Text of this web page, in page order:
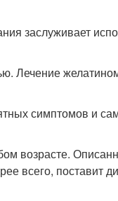
заслуживает
Лечение
симптомов и
возрасте.
всего, поставит